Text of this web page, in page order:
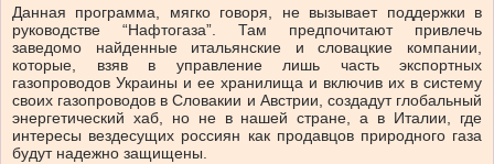
Данная программа, мягко говоря, не вызывает поддержки в
руководстве “Нафтогаза”. Там предпочитают привлечь
заведомо найденные итальянские и словацкие компании,
которые, взяв в управление лишь часть экспортных
газопроводов Украины и ее хранилища и включив их в систему
своих газопроводов в Словакии и Австрии, создадут глобальный
энергетический хаб, но не в нашей стране, а в Италии, где
интересы вездесущих россиян как продавцов природного газа
будут надежно защищены.